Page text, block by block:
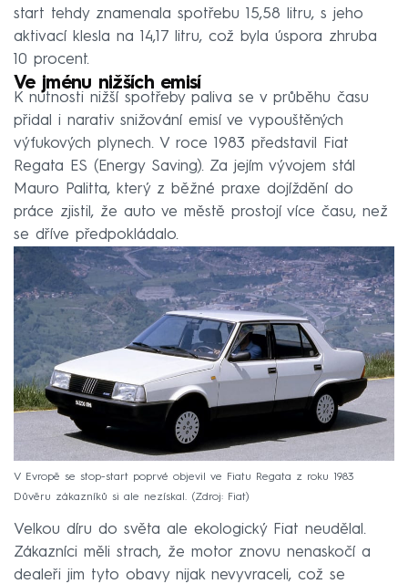
start tehdy znamenala spotřebu 15,58 litru, s jeho
aktivací klesla na 14,17 litru, což byla úspora zhruba
10 procent.
Ve jménu nižších emisí
K nutnosti nižší spotřeby paliva se v průběhu času
přidal i narativ snižování emisí ve vypouštěných
výfukových plynech. V roce 1983 představil Fiat
Regata ES (Energy Saving). Za jejím vývojem stál
Mauro Palitta, který z běžné praxe dojíždění do
práce zjistil, že auto ve městě prostojí více času, než
se dříve předpokládalo.
V Evropě se stop-start poprvé objevil ve Fiatu Regata z roku 1983
Důvěru zákazníků si ale nezískal.
Zdroj: Fiat
Velkou díru do světa ale ekologický Fiat neudělal.
Zákazníci měli strach, že motor znovu nenaskočí a
dealeři jim tyto obavy nijak nevyvraceli, což se